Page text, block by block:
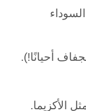
أحيانًا!).
الأكزيما.